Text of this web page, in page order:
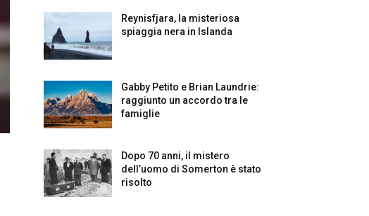
Reynisfjara, la misteriosa
spiaggia nera in Islanda
Gabby Petito e Brian Laundrie:
raggiunto un accordo tra le
famiglie
Dopo 70 anni, il mistero
dell’uomo di Somerton è stato
risolto